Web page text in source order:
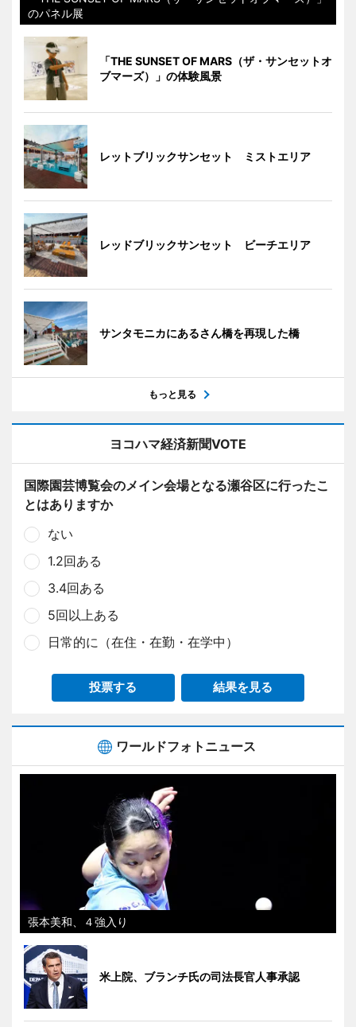
のパネル展
「THE SUNSET OF MARS（ザ・サンセットオ
ブマーズ）」の体験風景
レットブリックサンセット ミストエリア
レッドブリックサンセット ビーチエリア
サンタモニカにあるさん橋を再現した橋
もっと見る
ヨコハマ経済新聞VOTE
国際園芸博覧会のメイン会場となる瀬谷区に行ったこ
とはありますか
ない
1.2回ある
3.4回ある
5回以上ある
日常的に（在住・在勤・在学中）
投票する 結果を見る
ワールドフォトニュース
張本美和、４強入り
米上院、ブランチ氏の司法長官人事承認